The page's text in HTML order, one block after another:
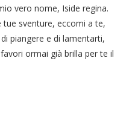
vero nome, Iside regina.
tue sventure, eccomi a te,
piangere e di lamentarti,
ormai già brilla per te il